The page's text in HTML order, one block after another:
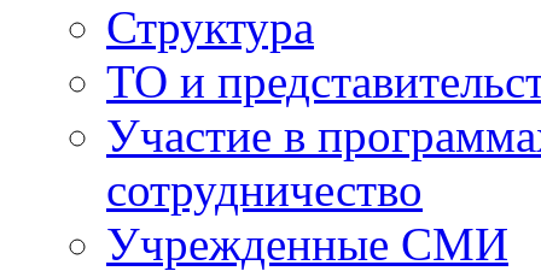
Структура
ТО и
Участие в
сотрудничество
Учрежденные СМИ